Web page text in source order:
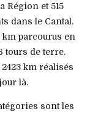
et 515
dans le Cantal.
km parcourus en
tours de terre.
km réalisés
là.
sont les